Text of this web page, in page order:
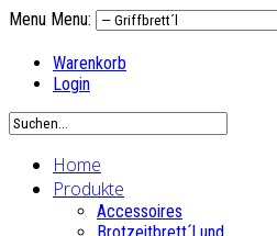
Menu Menu:
Warenkorb
Login
Home
Produkte
Accessoires